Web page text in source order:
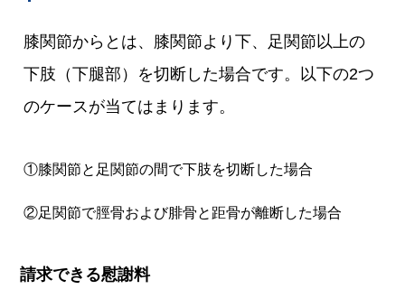
膝関節からとは、膝関節より下、足関節以上の
下肢（下腿部）を切断した場合です。以下の2つ
のケースが当てはまります。
①膝関節と足関節の間で下肢を切断した場合
②足関節で脛骨および腓骨と距骨が離断した場合
請求できる慰謝料